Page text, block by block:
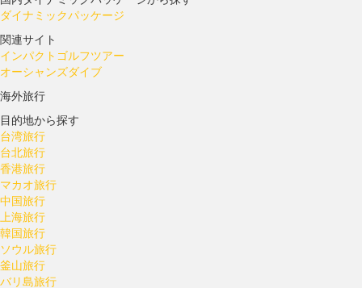
ダイナミックパッケージ
関連サイト
インパクトゴルフツアー
オーシャンズダイブ
海外旅行
目的地から探す
台湾旅行
台北旅行
香港旅行
マカオ旅行
中国旅行
上海旅行
韓国旅行
ソウル旅行
釜山旅行
バリ島旅行